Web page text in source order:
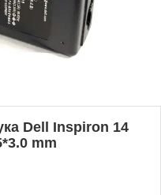
Dell Inspiron 14
mm